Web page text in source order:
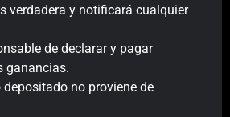
verdadera y notificará cualquier
de declarar y pagar
ganancias.
depositado no proviene de